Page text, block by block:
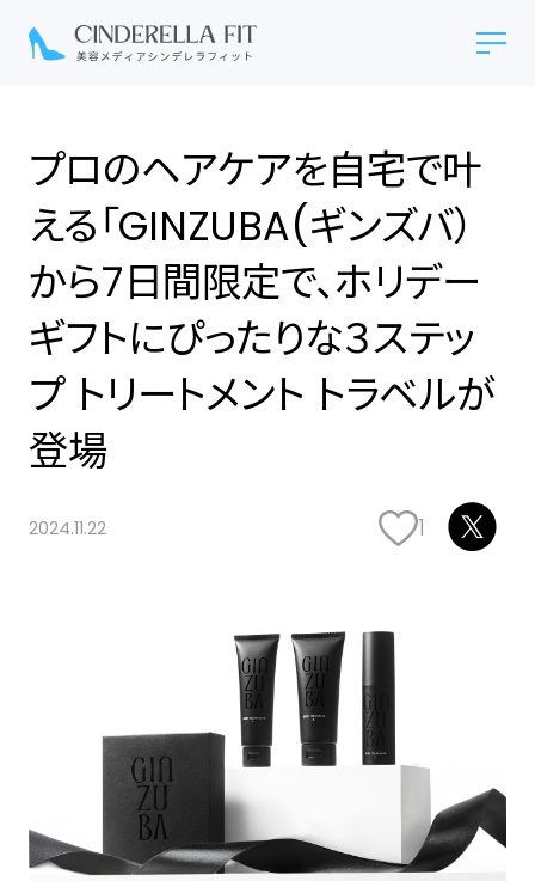
プロのヘアケアを自宅で叶
える「GINZUBA(ギンズバ）
から7日間限定で、ホリデー
ギフトにぴったりな３ステッ
プ トリートメント トラベルが
登場
2024.11.22 1